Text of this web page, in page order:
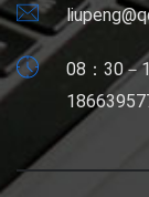
08：30－